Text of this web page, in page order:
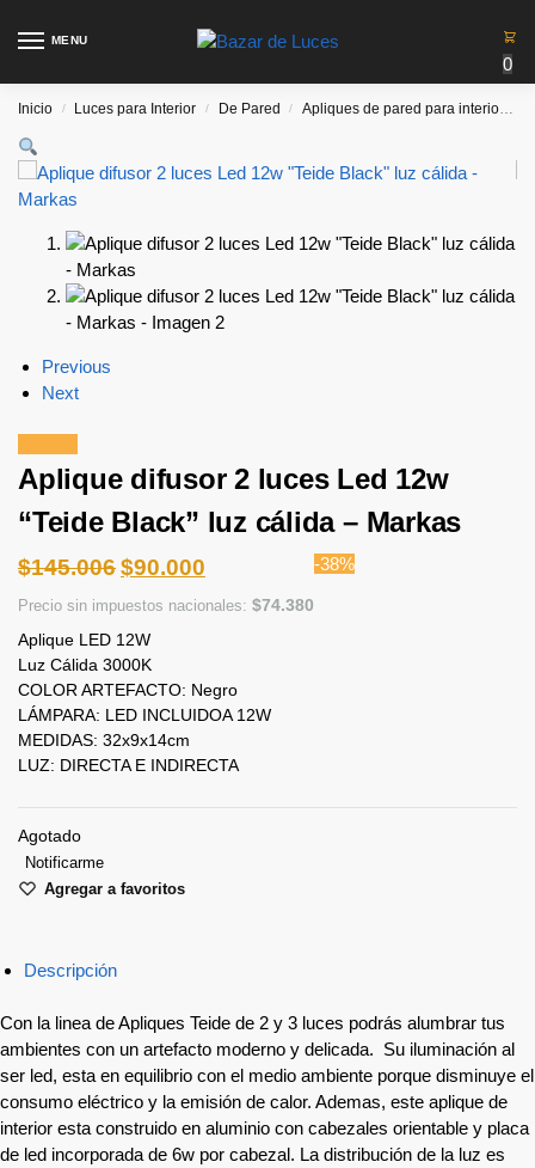
MENU
0
Inicio / Luces para Interior / De Pared / Apliques de pared para interiores
Previous
Next
Aplique difusor 2 luces Led 12w
“Teide Black” luz cálida – Markas
$145.006$90.000
Precio sin impuestos nacionales: $74.380
-38%
Aplique LED 12W
Luz Cálida 3000K
COLOR ARTEFACTO: Negro
LÁMPARA: LED INCLUIDOA 12W
MEDIDAS: 32x9x14cm
LUZ: DIRECTA E INDIRECTA
Agotado
Notificarme
Agregar a favoritos
Descripción
Con la linea de Apliques Teide de 2 y 3 luces podrás alumbrar tus
ambientes con un artefacto moderno y delicada. Su iluminación al
ser led, esta en equilibrio con el medio ambiente porque disminuye el
consumo eléctrico y la emisión de calor. Ademas, este aplique de
interior esta construido en aluminio con cabezales orientable y placa
de led incorporada de 6w por cabezal. La distribución de la luz es